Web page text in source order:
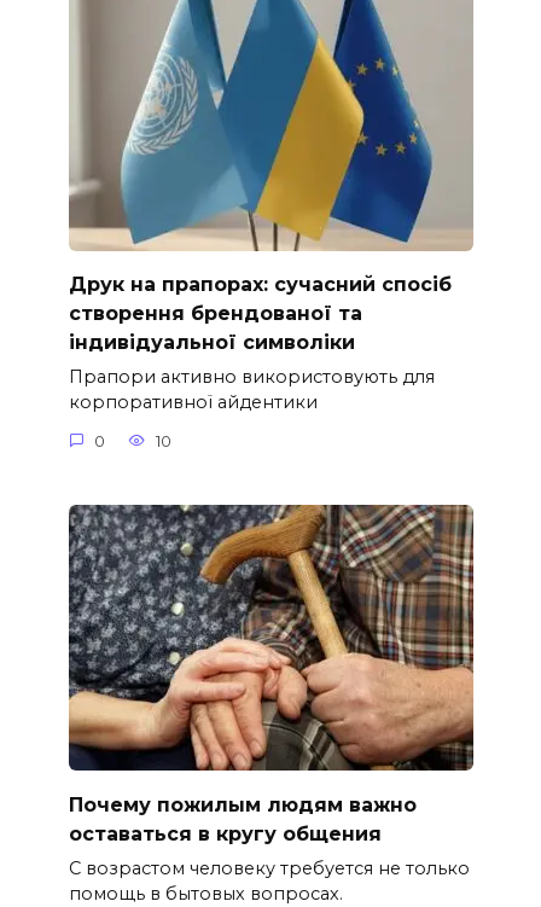
Друк на прапорах: сучасний спосіб
створення брендованої та
індивідуальної символіки
Прапори активно використовують для
корпоративної айдентики
0 10
Почему пожилым людям важно
оставаться в кругу общения
С возрастом человеку требуется не только
помощь в бытовых вопросах.